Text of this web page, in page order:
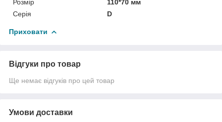
Розмір
110*70 мм
Серія
D
Приховати
Відгуки про товар
Ще немає відгуків про цей товар
Умови доставки